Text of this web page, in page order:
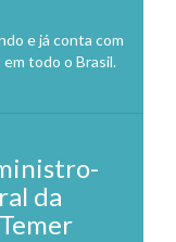
e já conta com
todo o Brasil.
da